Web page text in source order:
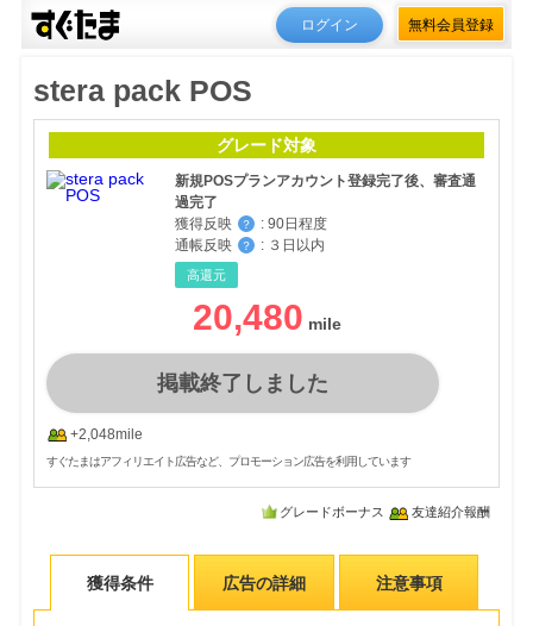
ログイン 無料会員登録
stera pack POS
グレード対象
新規POSプランアカウント登録完了後、審査通
過完了
獲得反映
？ : 90日程度
通帳反映
？ : ３日以内
高還元
20,480
掲載終了しました
+2,048mile
すぐたまはアフィリエイト広告など、プロモーション広告を利用しています
グレードボーナス 友達紹介報酬
獲得条件 広告の詳細 注意事項